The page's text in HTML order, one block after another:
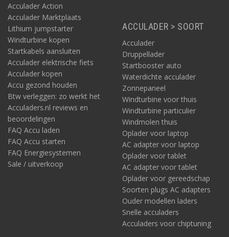
Acculader Action
Acculader Marktplaats
Lithium jumpstarter
Windturbine kopen
Startkabels aansluiten
Acculader elektrische fiets
Acculader kopen
Accu gezond houden
Btw verleggen: zo werkt het
Acculaders.nl reviews en
beoordelingen
FAQ Accu laden
FAQ Accu starten
FAQ Energiesystemen
Sale / uitverkoop
ACCULADER > SOORT
Acculader
Druppellader
Startbooster auto
Waterdichte acculader
Zonnepaneel
Windturbine voor thuis
Windturbine particulier
Windmolen thuis
Oplader voor laptop
AC adapter voor laptop
Oplader voor tablet
AC adapter voor tablet
Oplader voor gereedschap
Soorten plugs AC adapters
Ouder modellen laders
Snelle acculaders
Acculaders voor chiptuning